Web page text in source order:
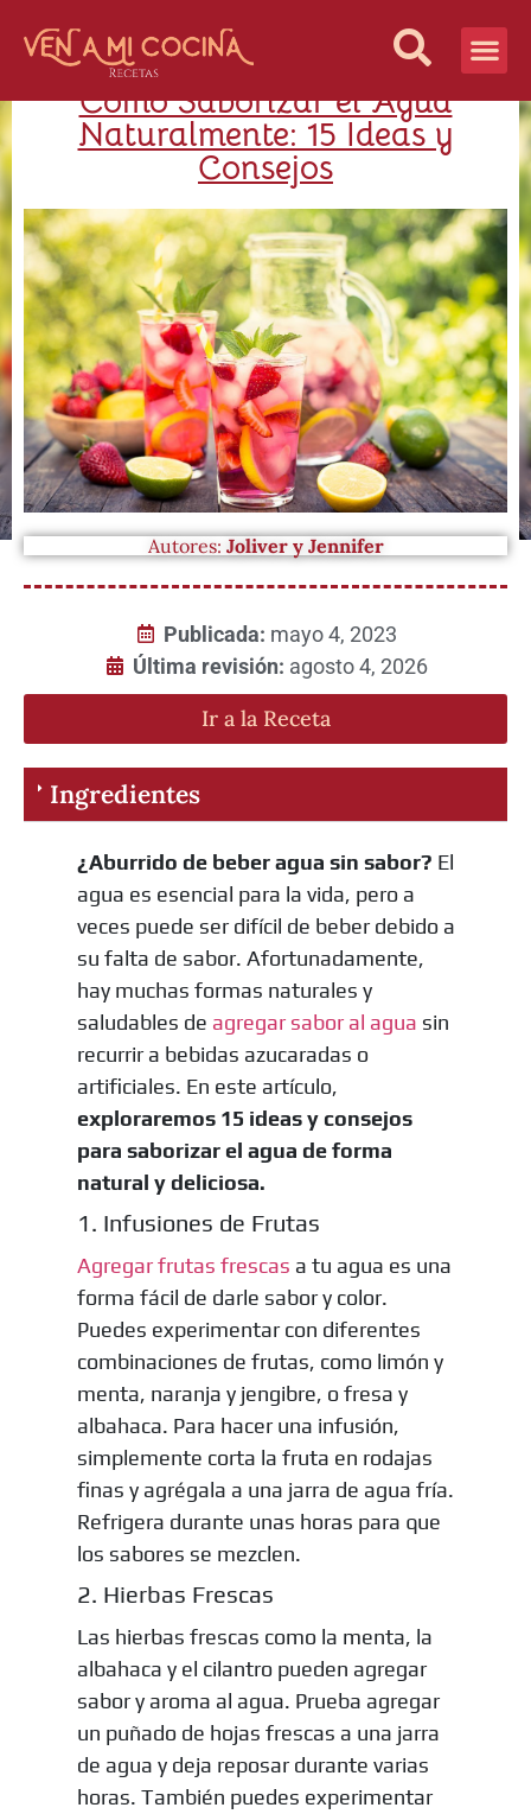
Cómo Saborizar el Agua
Naturalmente: 15 Ideas y
Consejos
Autores: Joliver y Jennifer
Publicada: mayo 4, 2023
Última revisión: agosto 4, 2026
Ir a la Receta
Ingredientes
¿Aburrido de beber agua sin sabor? El
agua es esencial para la vida, pero a
veces puede ser difícil de beber debido a
su falta de sabor. Afortunadamente,
hay muchas formas naturales y
saludables de agregar sabor al agua sin
recurrir a bebidas azucaradas o
artificiales. En este artículo,
exploraremos 15 ideas y consejos
para saborizar el agua de forma
natural y deliciosa.
1. Infusiones de Frutas
Agregar frutas frescas a tu agua es una
forma fácil de darle sabor y color.
Puedes experimentar con diferentes
combinaciones de frutas, como limón y
menta, naranja y jengibre, o fresa y
albahaca. Para hacer una infusión,
simplemente corta la fruta en rodajas
finas y agrégala a una jarra de agua fría.
Refrigera durante unas horas para que
los sabores se mezclen.
2. Hierbas Frescas
Las hierbas frescas como la menta, la
albahaca y el cilantro pueden agregar
sabor y aroma al agua. Prueba agregar
un puñado de hojas frescas a una jarra
de agua y deja reposar durante varias
horas. También puedes experimentar